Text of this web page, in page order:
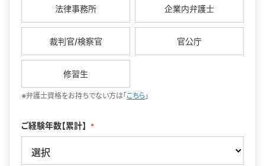
法律事務所 企業内弁護士
裁判官/検察官 官公庁
修習生
※弁護士資格をお持ちでない方は「 こちら 」
ご経験年数【累計】 *